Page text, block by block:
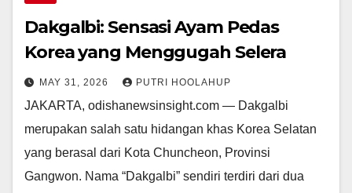
Dakgalbi: Sensasi Ayam Pedas
Korea yang Menggugah Selera
MAY 31, 2026 PUTRI HOOLAHUP
JAKARTA, odishanewsinsight.com — Dakgalbi
merupakan salah satu hidangan khas Korea Selatan
yang berasal dari Kota Chuncheon, Provinsi
Gangwon. Nama “Dakgalbi” sendiri terdiri dari dua